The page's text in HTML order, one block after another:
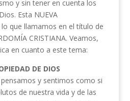
y sin tener en cuenta los
Esta NUEVA
lo que llamamos en el título de
CRISTIANA. Veamos,
en cuanto a este tema:
DE DIOS
y sentimos como si
de nuestra vida y de las